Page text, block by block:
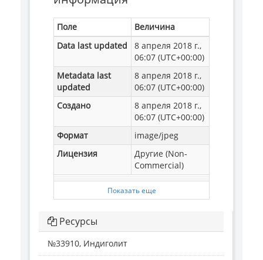
Поле
Величина
Data last updated
8 апреля 2018 г.,
06:07 (UTC+00:00)
Metadata last
updated
8 апреля 2018 г.,
06:07 (UTC+00:00)
Создано
8 апреля 2018 г.,
06:07 (UTC+00:00)
Формат
image/jpeg
Лицензия
Другие (Non-
Commercial)
Показать еще
Ресурсы
№33910, Индиголит